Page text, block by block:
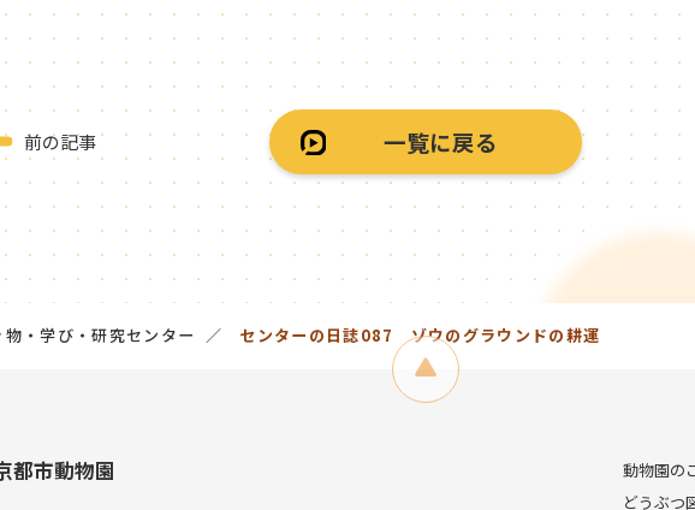
前の記事 一覧に戻る
物・学び・研究センター センターの日誌087 ゾウのグラウンドの耕運
市動物園
動物園の
どうぶつ